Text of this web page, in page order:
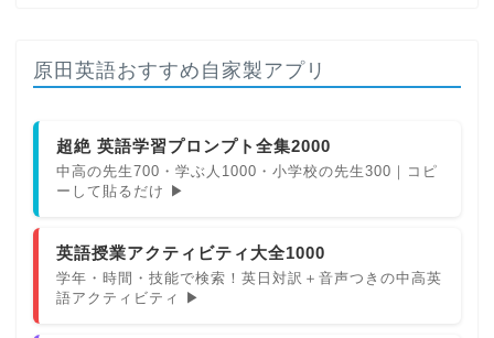
原田英語おすすめ自家製アプリ
超絶 英語学習プロンプト全集2000
中高の先生700・学ぶ人1000・小学校の先生300｜コピ
ーして貼るだけ ▶
英語授業アクティビティ大全1000
学年・時間・技能で検索！英日対訳＋音声つきの中高英
語アクティビティ ▶